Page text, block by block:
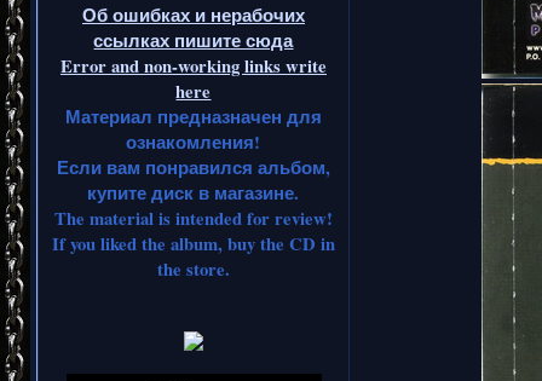
Об ошибках и нерабочих
ссылках пишите сюда
Error and non-working links write
here
Материал предназначен для
ознакомления!
Если вам понравился альбом,
купите диск в магазине.
The material is intended for review!
If you liked the album, buy the CD in
the store.